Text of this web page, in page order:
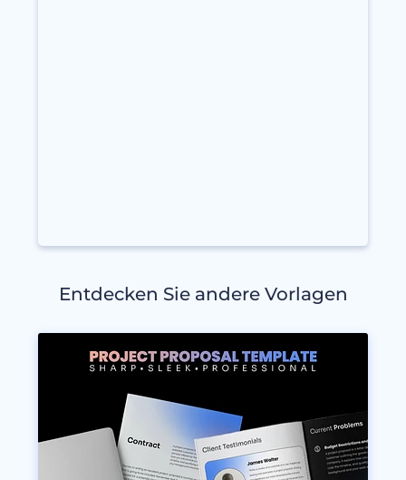
Entdecken Sie andere Vorlagen